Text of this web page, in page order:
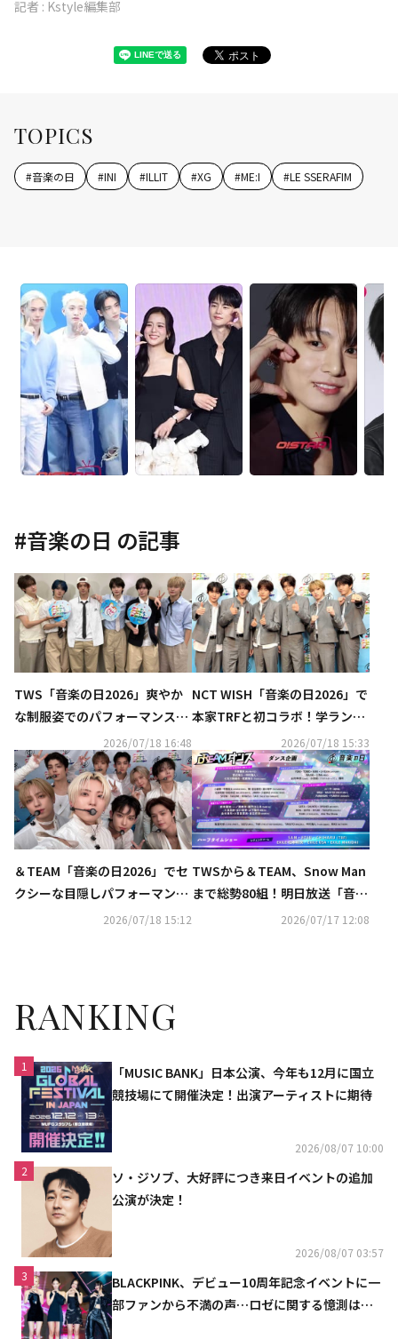
記者 : Kstyle編集部
TOPICS
#音楽の日 #INI #ILLIT #XG #ME:I #LE SSERAFIM
#音楽の日 の記事
TWS「音楽の日2026」爽やか
な制服姿でのパフォーマンスに
反響！負傷中のメンバーに応援
の声も
2026/07/18 16:48
NCT WISH「音楽の日2026」で
本家TRFと初コラボ！学ラン姿
で「BOY MEET GIRL」披露に絶
賛の声
2026/07/18 15:33
＆TEAM「音楽の日2026」でセ
クシーな目隠しパフォーマンス
披露！“白衣装が最高すぎる”と
2026/07/18 15:12
TWSから＆TEAM、Snow Man
まで総勢80組！明日放送「音楽
の日2026」タイムテーブルと歌
2026/07/17 12:08
RANKING
1
「MUSIC BANK」日本公演、今年も12月に国立
競技場にて開催決定！出演アーティストに期待
2026/08/07 10:00
2
ソ・ジソブ、大好評につき来日イベントの追加
公演が決定！
2026/08/07 03:57
3
BLACKPINK、デビュー10周年記念イベントに一
部ファンから不満の声…ロゼに関する憶測は否